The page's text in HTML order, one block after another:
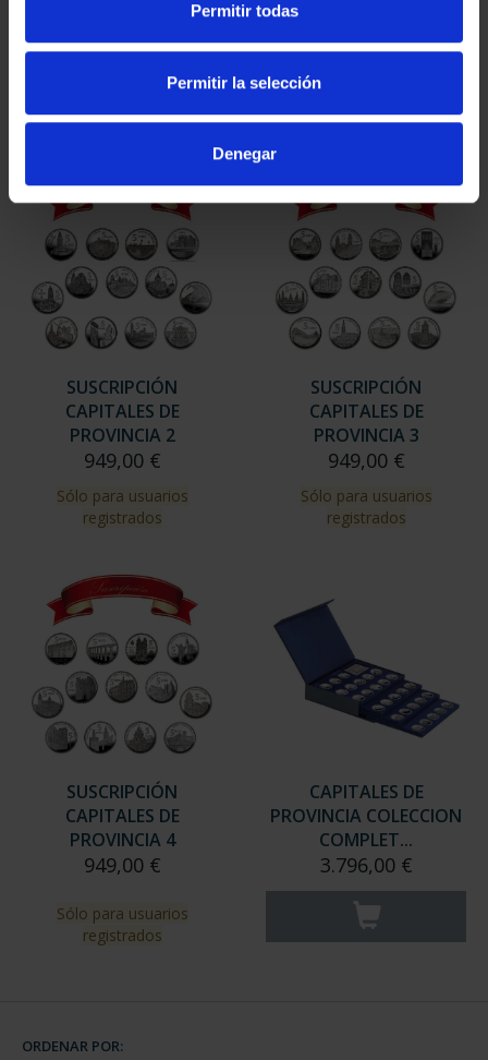
Permitir todas
Permitir la selección
Denegar
III - SANTIAGO DE CO...
949,00 €
Sólo para usuarios
registrados
SUSCRIPCIÓN
CAPITALES DE
PROVINCIA 2
949,00 €
Sólo para usuarios
registrados
SUSCRIPCIÓN
CAPITALES DE
PROVINCIA 3
949,00 €
Sólo para usuarios
registrados
SUSCRIPCIÓN
CAPITALES DE
PROVINCIA 4
949,00 €
Sólo para usuarios
registrados
CAPITALES DE
PROVINCIA COLECCION
COMPLET...
3.796,00 €
ORDENAR POR: